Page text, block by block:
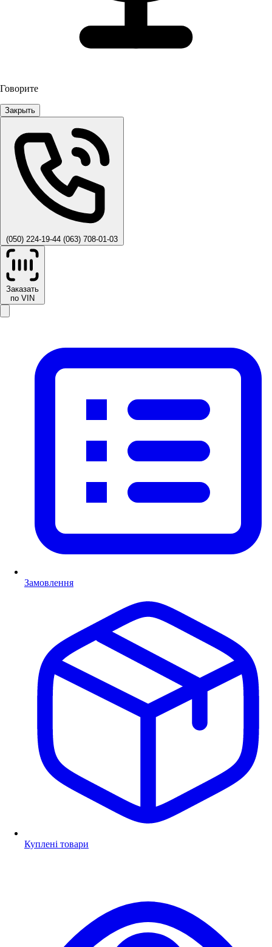
Говорите
Закрыть
(050) 224-19-44 (063) 708-01-03
Заказать
по VIN
Замовлення
Куплені товари